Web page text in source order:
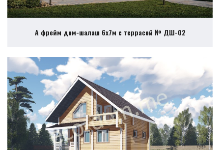
А фрейм дом-шалаш 6х7м с террасой № ДШ-02